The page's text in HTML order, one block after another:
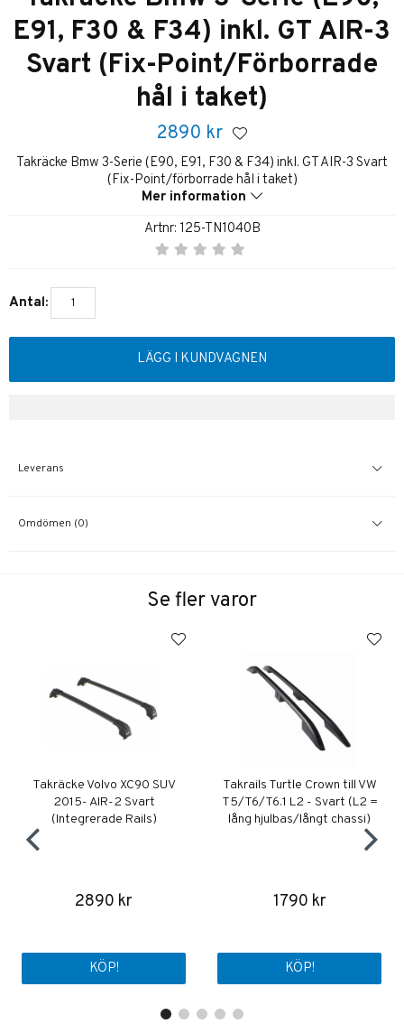
E91, F30 & F34) inkl. GT AIR-3
Svart (Fix-Point/Förborrade
hål i taket)
2890 kr
Takräcke Bmw 3-Serie (E90, E91, F30 & F34) inkl. GT AIR-3 Svart
(Fix-Point/förborrade hål i taket)
Mer information
Artnr: 125-TN1040B
Antal:
LÄGG I KUNDVAGNEN
Leverans
Omdömen (0)
Se fler varor
Takräcke Volvo XC90 SUV
2015- AIR-2 Svart
(Integrerade Rails)
2890 kr
KÖP!
Takrails Turtle Crown till VW
T5/T6/T6.1 L2 - Svart (L2 =
lång hjulbas/långt chassi)
1790 kr
KÖP!